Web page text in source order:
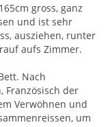
gross, ganz
und ist sehr
ausziehen, runter
aufs Zimmer.
Nach
Französisch der
Verwöhnen und
um